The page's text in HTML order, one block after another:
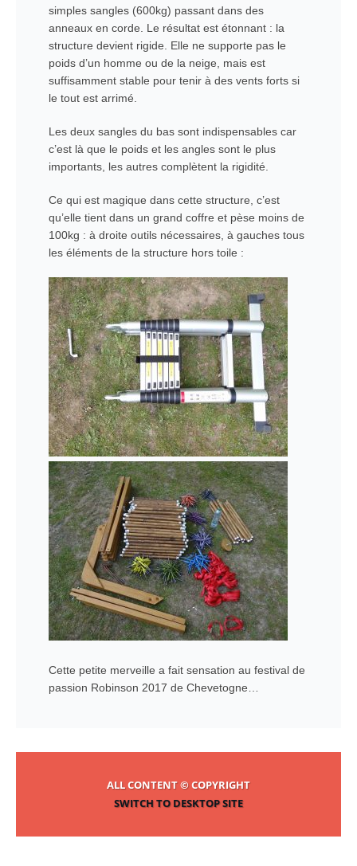
simples sangles (600kg) passant dans des
anneaux en corde. Le résultat est étonnant : la
structure devient rigide. Elle ne supporte pas le
poids d’un homme ou de la neige, mais est
suffisamment stable pour tenir à des vents forts si
le tout est arrimé.
Les deux sangles du bas sont indispensables car
c’est là que le poids et les angles sont le plus
importants, les autres complètent la rigidité.
Ce qui est magique dans cette structure, c’est
qu’elle tient dans un grand coffre et pèse moins de
100kg : à droite outils nécessaires, à gauches tous
les éléments de la structure hors toile :
Cette petite merveille a fait sensation au festival de
passion Robinson 2017 de Chevetogne…
ALL CONTENT © COPYRIGHT
SWITCH TO DESKTOP SITE